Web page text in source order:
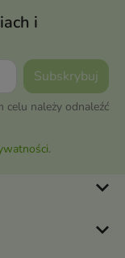
i
celu należy odnaleźć
.
keyboard_arrow_down
keyboard_arrow_down